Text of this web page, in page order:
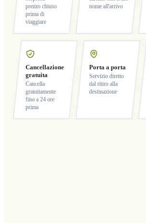
prezzo chiuso
prima di
viaggiare
nome all'arrivo
Cancellazione
gratuita
Cancella
gratuitamente
fino a 24 ore
prima
Porta a porta
Servizio diretto
dal ritiro alla
destinazione